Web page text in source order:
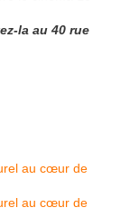
la au 40 rue